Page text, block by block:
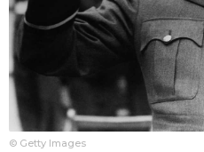
© Getty Images